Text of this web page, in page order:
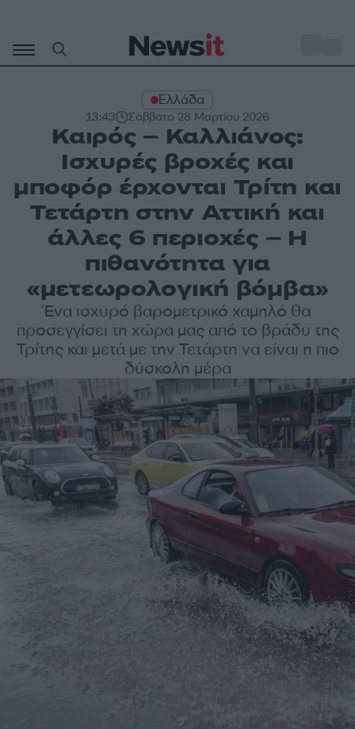
περιεχόμενο
Ελλάδα
13:43 Σάββατο 28 Μαρτίου 2026
Καιρός – Καλλιάνος:
Ισχυρές βροχές και
μποφόρ έρχονται Τρίτη και
Τετάρτη στην Αττική και
άλλες 6 περιοχές – Η
πιθανότητα για
«μετεωρολογική βόμβα»
Ένα ισχυρό βαρομετρικό χαμηλό θα
προσεγγίσει τη χώρα μας από το βράδυ της
Τρίτης και μετά με την Τετάρτη να είναι η πιο
δύσκολη μέρα